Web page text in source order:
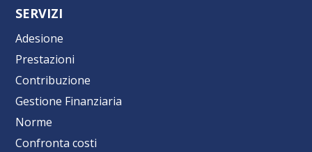
SERVIZI
Adesione
Prestazioni
Contribuzione
Gestione Finanziaria
Norme
Confronta costi